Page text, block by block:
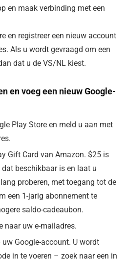
en maak verbinding met een
en registreer een nieuw account
Als u wordt gevraagd om een
dat u de VS/NL kiest.
en voeg een nieuw Google-
Play Store en meld u aan met
Gift Card van Amazon. $25 is
beschikbaar is en laat u
proberen, met toegang tot de
een 1-jarig abonnement te
saldo-cadeaubon.
naar uw e-mailadres.
Google-account. U wordt
in te voeren – zoek naar een in